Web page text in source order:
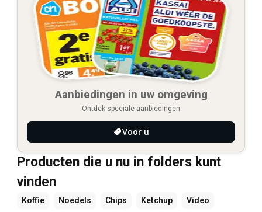
Aanbiedingen in uw omgeving
Ontdek speciale aanbiedingen
Voor u
Producten die u nu in folders kunt
vinden
Koffie Noedels Chips Ketchup Video